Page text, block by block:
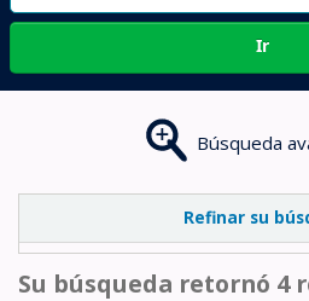
Ir
Búsqueda
Refinar su
Su búsqueda retornó 4